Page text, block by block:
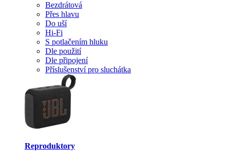
Bezdrátová
Přes hlavu
Do uší
Hi-Fi
S potlačením hluku
Dle použití
Dle připojení
Příslušenství pro sluchátka
Reproduktory